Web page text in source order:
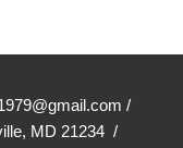
/
MD 21234 /